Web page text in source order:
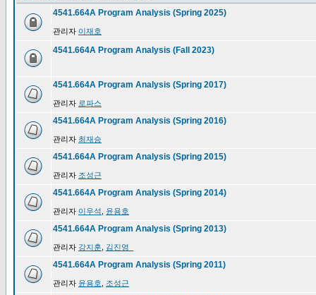
4541.664A Program Analysis (Spring 2025)
관리자 이재호
4541.664A Program Analysis (Fall 2023)
4541.664A Program Analysis (Spring 2017)
관리자 로파스
4541.664A Program Analysis (Spring 2016)
관리자 최재승
4541.664A Program Analysis (Spring 2015)
관리자 조성근
4541.664A Program Analysis (Spring 2014)
관리자 이우석 윤용호
4541.664A Program Analysis (Spring 2013)
관리자 강지훈 김진영_
4541.664A Program Analysis (Spring 2011)
관리자 윤용호 조성근